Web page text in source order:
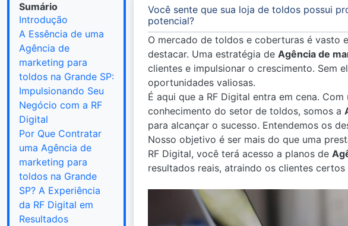
Sumário
Introdução
A Essência de uma
Agência de
marketing para
toldos na Grande SP:
Impulsionando Seu
Negócio com a RF
Digital
Por Que Contratar
uma Agência de
marketing para
toldos na Grande
SP? A Experiência
da RF Digital em
Resultados
Você sente que sua loja de toldos possui
potencial?
O mercado de toldos e coberturas é vasto
destacar. Uma estratégia de Agência de
clientes e impulsionar o crescimento. Sem
oportunidades valiosas.
É aqui que a RF Digital entra em cena.
conhecimento do setor de toldos, somos a
para alcançar o sucesso. Entendemos os
Nosso objetivo é ser mais do que uma
RF Digital, você terá acesso a planos de
resultados reais, atraindo os clientes